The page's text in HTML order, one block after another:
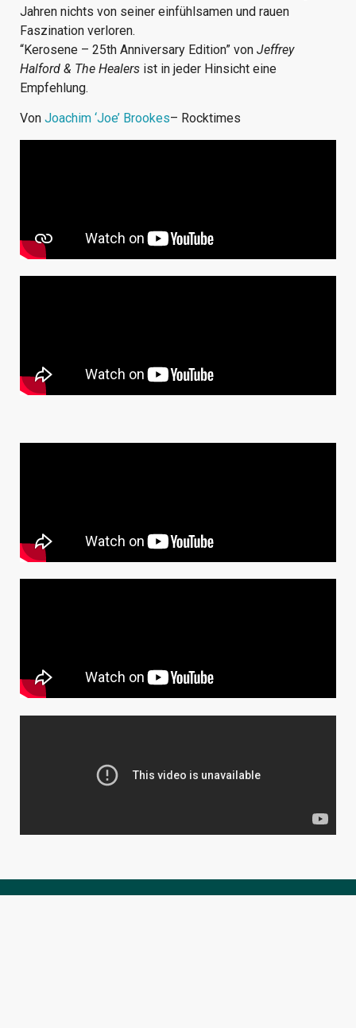
Jahren nichts von seiner einfühlsamen und rauen
Faszination verloren.
“Kerosene – 25th Anniversary Edition” von Jeffrey
Halford & The Healers ist in jeder Hinsicht eine
Empfehlung.
Von Joachim ‘Joe’ Brookes– Rocktimes